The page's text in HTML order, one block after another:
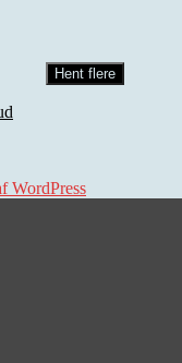
Hent flere
WordPress